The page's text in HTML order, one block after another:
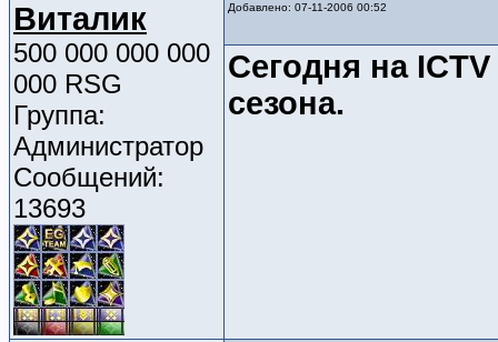
Виталик
500 000 000 000
000 RSG
Группа:
Администратор
Сообщений:
13693
Добавлено: 07-11-2006 00:52
Сегодня на
сезона.